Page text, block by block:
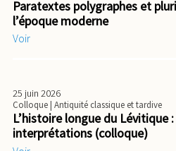
Paratextes polygraphes et
l’époque moderne
Voir
25 juin 2026
Colloque| Antiquité classique et tardive
L’histoire longue du
interprétations (colloque)